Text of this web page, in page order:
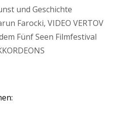
und Geschichte
Farocki, VIDEO VERTOV
Fünf Seen Filmfestival